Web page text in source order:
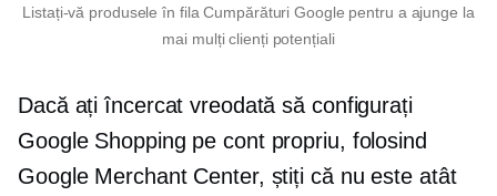
Listați-vă produsele în fila Cumpărături Google pentru a ajunge la
mai mulți clienți potențiali
Dacă ați încercat vreodată să configurați
Google Shopping pe cont propriu, folosind
Google Merchant Center, știți că nu este atât